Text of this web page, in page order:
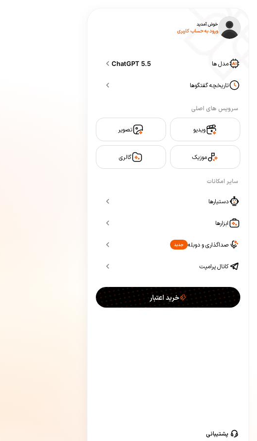
خوش آمدید
ورود به حساب کاربری
مدل ها ChatGPT 5.5
تاریخچه گفتگوها
سرویس های اصلی
ویدیو تصویر
موزیک گالری
سایر امکانات
دستیارها
ابزارها
صداگذاری و دوبله جدید
کانال پرامپت
خرید اعتبار
پشتیبانی